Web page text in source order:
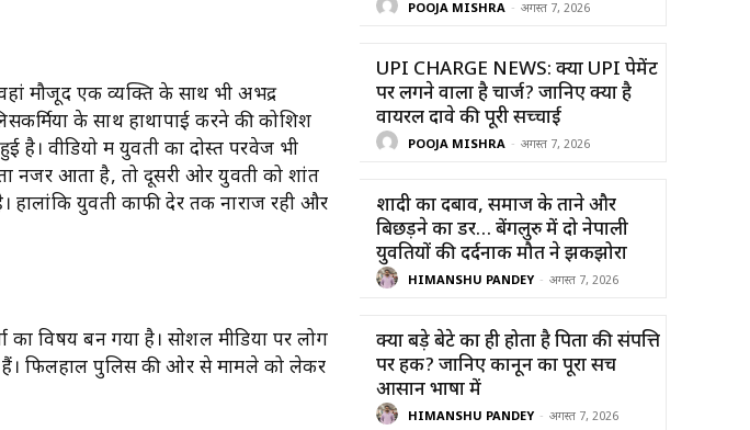
मौजूद एक व्यक्ति के साथ भी अभद्र
के साथ हाथापाई करने की कोशिश
है। वीडियो में युवती का दोस्त परवेज भी
नजर आता है, तो दूसरी ओर युवती को शांत
युवती काफी देर तक नाराज रही और
का विषय बन गया है। सोशल मीडिया पर लोग
हैं। फिलहाल पुलिस की ओर से मामले को लेकर
POOJA MISHRA - अगस्त 7, 2026
UPI CHARGE NEWS: क्या UPI पेमेंट
पर लगने वाला है चार्ज? जानिए क्या है
वायरल दावे की पूरी सच्चाई
POOJA MISHRA - अगस्त 7, 2026
शादी का दबाव, समाज के ताने और
बिछड़ने का डर… बेंगलुरु में दो नेपाली
युवतियों की दर्दनाक मौत ने झकझोरा
HIMANSHU PANDEY - अगस्त 7, 2026
क्या बड़े बेटे का ही होता है पिता की संपत्ति
पर हक? जानिए कानून का पूरा सच
आसान भाषा में
HIMANSHU PANDEY - अगस्त 7, 2026